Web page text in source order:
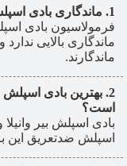
ماندگاری بادی
فرمولاسیون بادی
ماندگارند.
بهترین بادی
است؟
بادی اسپلش بیر
اسپلش ضدتعریق این